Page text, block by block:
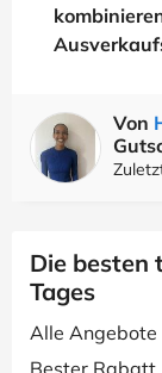
Von
Die besten
Tages
Alle Angebote
Bester Rabatt